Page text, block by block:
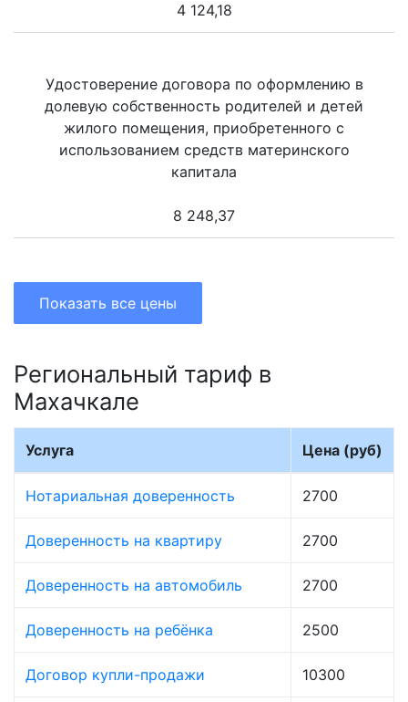
4 124,18
Удостоверение договора по оформлению в
долевую собственность родителей и детей
жилого помещения, приобретенного с
использованием средств материнского
капитала
8 248,37
Показать все цены
Региональный тариф в
Махачкале
Услуга Цена (руб)
Нотариальная доверенность 2700
Доверенность на квартиру 2700
Доверенность на автомобиль 2700
Доверенность на ребёнка 2500
Договор купли-продажи 10300